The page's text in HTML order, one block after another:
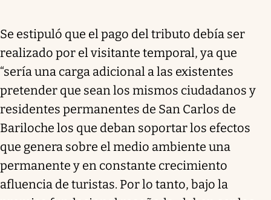
Se estipuló que el pago del tributo debía ser
realizado por el visitante temporal, ya que
“sería una carga adicional a las existentes
pretender que sean los mismos ciudadanos y
residentes permanentes de San Carlos de
Bariloche los que deban soportar los efectos
que genera sobre el medio ambiente una
permanente y en constante crecimiento
afluencia de turistas. Por lo tanto, bajo la